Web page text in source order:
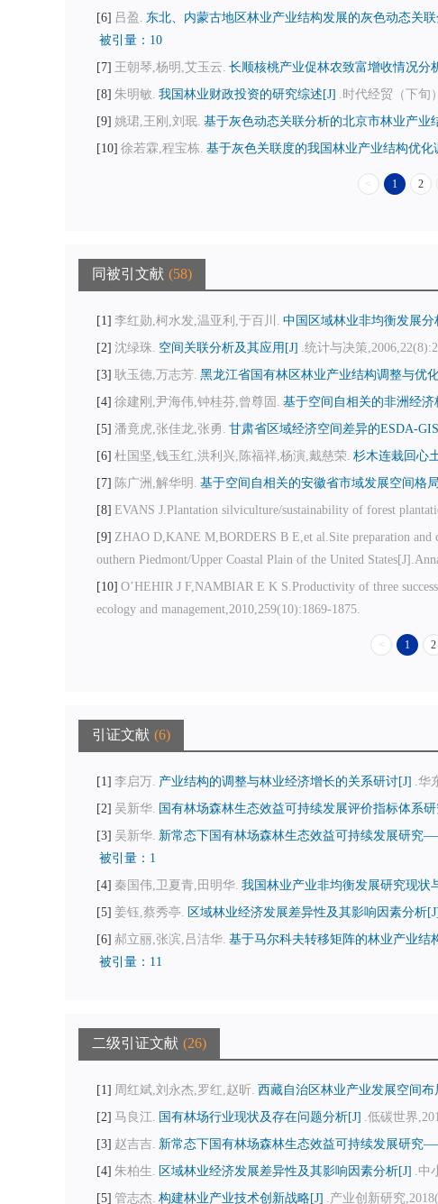
6
吕盈. 东北、内蒙古地区林业产业结构发展的灰色动态关联
被引量：10
7
王朝琴,杨明,艾玉云. 长顺核桃产业促林农致富增收情况分
8 朱明敏. 我国林业财政投资的研究综述[J] .时代经贸（下旬
9 姚珺,王刚,刘珉. 基于灰色动态关联分析的北京市林业产业
10 徐若霖,程宝栋. 基于灰色关联度的我国林业产业结构优化
< 1 2
同被引文献 58
1 李红勋,柯水发,温亚利,于百川. 中国区域林业非均衡发展分
2 沈绿珠. 空间关联分析及其应用[J] .统计与决策
3 耿玉德,万志芳. 黑龙江省国有林区林业产业结构调整与优
4 徐建刚,尹海伟,钟桂芬,曾尊固. 基于空间自相关的非洲经济
5 潘竟虎,张佳龙,张勇. 甘肃省区域经济空间差异的ESDA-
6 杜国坚,钱玉红,洪利兴,陈福祥,杨演,戴慈荣. 杉木连栽回心
7
陈广洲,解华明. 基于空间自相关的安徽省市域发展空间格
8 EVANS J.Plantation silviculture/sustainability of forest
9 ZHAO D,KANE M,BORDERS B E,et al.Site preparation
outhern Piedmont/Upper Coastal Plain of the United
10 O’HEHIR J F,NAMBIAR E K S.Productivity of three
ecology and management,2010,259(10):1869-1875.
< 1 2
引证文献 6
1 李启万. 产业结构的调整与林业经济增长的关系研讨[J] .华
2 吴新华. 国有林场森林生态效益可持续发展评价指标体系研
3 吴新华. 新常态下国有林场森林生态效益可持续发展研究
被引量：1
4 秦国伟,卫夏青,田明华. 我国林业产业非均衡发展研究现状
5 姜钰,蔡秀亭. 区域林业经济发展差异性及其影响因素分析[J]
6 郝立丽,张滨,吕洁华. 基于马尔科夫转移矩阵的林业产业
被引量：11
二级引证文献 26
1 周红斌,刘永杰,罗红,赵昕. 西藏自治区林业产业发展空间布
2 马良江. 国有林场行业现状及存在问题分析[J] .低碳世界
3 赵吉吉. 新常态下国有林场森林生态效益可持续发展研究
4 朱柏生. 区域林业经济发展差异性及其影响因素分析[J] .中
5 管志杰. 构建林业产业技术创新战略[J] .产业创新研究